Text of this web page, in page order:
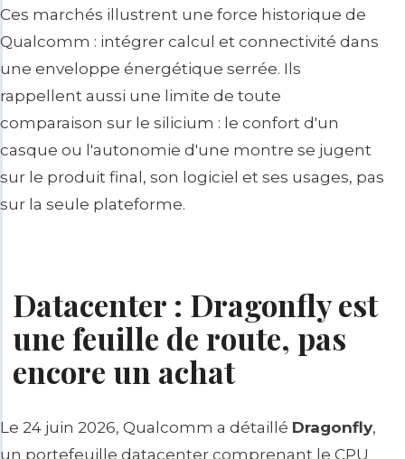
Ces marchés illustrent une force historique de
Qualcomm : intégrer calcul et connectivité dans
une enveloppe énergétique serrée. Ils
rappellent aussi une limite de toute
comparaison sur le silicium : le confort d'un
casque ou l'autonomie d'une montre se jugent
sur le produit final, son logiciel et ses usages, pas
sur la seule plateforme.
Datacenter : Dragonfly est
une feuille de route, pas
encore un achat
Le 24 juin 2026, Qualcomm a détaillé Dragonfly,
un portefeuille datacenter comprenant le CPU